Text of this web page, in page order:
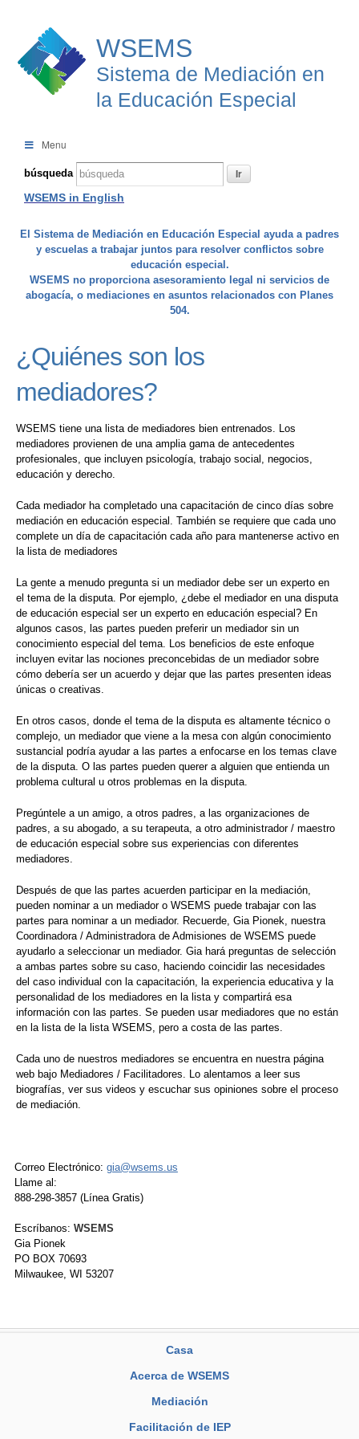
WSEMS
Sistema de Mediación en
la Educación Especial
Menu
búsqueda
WSEMS in English
El Sistema de Mediación en Educación Especial ayuda a padres
y escuelas a trabajar juntos para resolver conflictos sobre
educación especial.
WSEMS no proporciona asesoramiento legal ni servicios de
abogacía, o mediaciones en asuntos relacionados con Planes
504.
¿Quiénes son los
mediadores?
WSEMS tiene una lista de mediadores bien entrenados. Los
mediadores provienen de una amplia gama de antecedentes
profesionales, que incluyen psicología, trabajo social, negocios,
educación y derecho.
Cada mediador ha completado una capacitación de cinco días sobre
mediación en educación especial. También se requiere que cada uno
complete un día de capacitación cada año para mantenerse activo en
la lista de mediadores
La gente a menudo pregunta si un mediador debe ser un experto en
el tema de la disputa. Por ejemplo, ¿debe el mediador en una disputa
de educación especial ser un experto en educación especial? En
algunos casos, las partes pueden preferir un mediador sin un
conocimiento especial del tema. Los beneficios de este enfoque
incluyen evitar las nociones preconcebidas de un mediador sobre
cómo debería ser un acuerdo y dejar que las partes presenten ideas
únicas o creativas.
En otros casos, donde el tema de la disputa es altamente técnico o
complejo, un mediador que viene a la mesa con algún conocimiento
sustancial podría ayudar a las partes a enfocarse en los temas clave
de la disputa. O las partes pueden querer a alguien que entienda un
problema cultural u otros problemas en la disputa.
Pregúntele a un amigo, a otros padres, a las organizaciones de
padres, a su abogado, a su terapeuta, a otro administrador / maestro
de educación especial sobre sus experiencias con diferentes
mediadores.
Después de que las partes acuerden participar en la mediación,
pueden nominar a un mediador o WSEMS puede trabajar con las
partes para nominar a un mediador. Recuerde, Gia Pionek, nuestra
Coordinadora / Administradora de Admisiones de WSEMS puede
ayudarlo a seleccionar un mediador. Gia hará preguntas de selección
a ambas partes sobre su caso, haciendo coincidir las necesidades
del caso individual con la capacitación, la experiencia educativa y la
personalidad de los mediadores en la lista y compartirá esa
información con las partes. Se pueden usar mediadores que no están
en la lista de la lista WSEMS, pero a costa de las partes.
Cada uno de nuestros mediadores se encuentra en nuestra página
web bajo Mediadores / Facilitadores. Lo alentamos a leer sus
biografías, ver sus videos y escuchar sus opiniones sobre el proceso
de mediación.
Correo Electrónico: gia@wsems.us
Llame al:
888-298-3857 (Línea Gratis)
Escríbanos: WSEMS
Gia Pionek
PO BOX 70693
Milwaukee, WI 53207
Casa
Acerca de WSEMS
Mediación
Facilitación de IEP